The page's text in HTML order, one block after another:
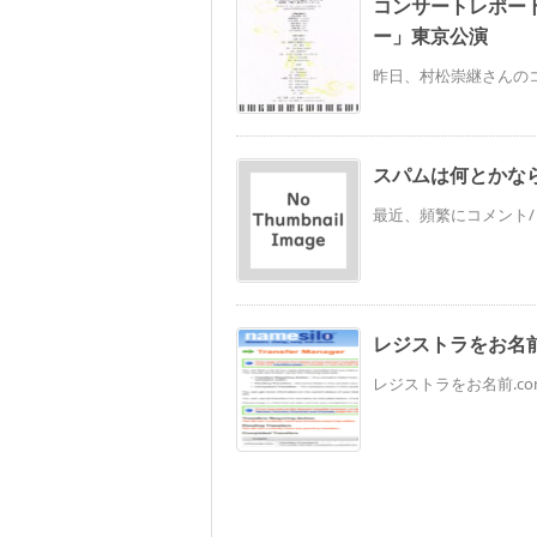
コンサートレポ
ー」東京公演
昨日、村松崇継さんの
スパムは何とかな
最近、頻繁にコメント
レジストラをお
レジストラをお名前